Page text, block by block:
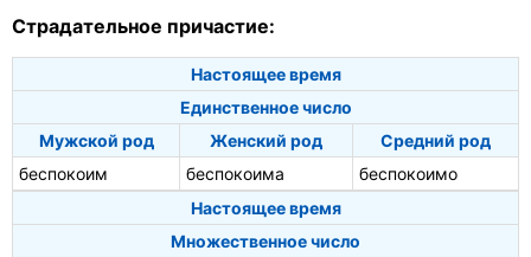
Страдательное причастие:
Настоящее время
Единственное число
Мужской род
Женский род
Средний род
беспокоим
беспокоима
беспокоимо
Настоящее время
Множественное число